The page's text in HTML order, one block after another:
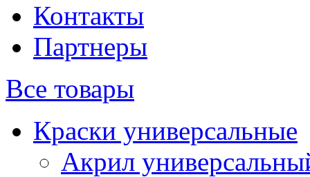
Контакты
Партнеры
Все товары
Краски универсальные
Акрил